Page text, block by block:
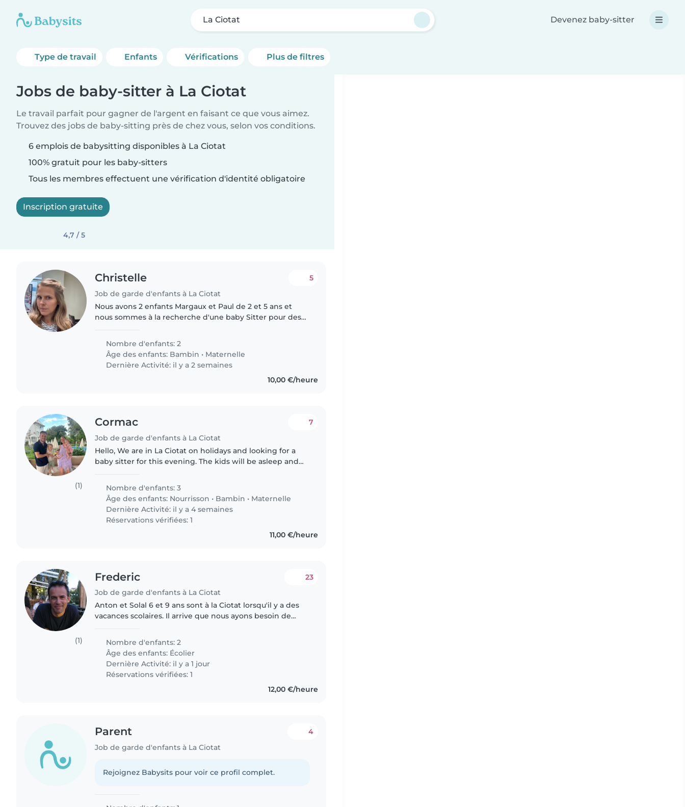
La Ciotat Devenez baby-sitter
Type de travail Enfants Vérifications Plus de filtres
Jobs de baby-sitter à La Ciotat
Le travail parfait pour gagner de l'argent en faisant ce que vous aimez.
Trouvez des jobs de baby-sitting près de chez vous, selon vos conditions.
6 emplois de babysitting disponibles à La Ciotat
100% gratuit pour les baby-sitters
Tous les membres effectuent une vérification d'identité obligatoire
Inscription gratuite
4,7 / 5
Christelle
Job de garde d'enfants à La Ciotat
5
Nous avons 2 enfants Margaux et Paul de 2 et 5 ans et
nous sommes à la recherche d'une baby Sitter pour des
Nombre d'enfants: 2
Âge des enfants: Bambin • Maternelle
Dernière Activité: il y a 2 semaines
10,00 €/heure
(1)
Cormac
Job de garde d'enfants à La Ciotat
7
Hello, We are in La Ciotat on holidays and looking for a
baby sitter for this evening. The kids will be asleep and
Nombre d'enfants: 3
Âge des enfants: Nourrisson • Bambin • Maternelle
Dernière Activité: il y a 4 semaines
Réservations vérifiées: 1
11,00 €/heure
(1)
Frederic
Job de garde d'enfants à La Ciotat
23
Anton et Solal 6 et 9 ans sont à la Ciotat lorsqu'il y a des
vacances scolaires. Il arrive que nous ayons besoin de
Nombre d'enfants: 2
Âge des enfants: Écolier
Dernière Activité: il y a 1 jour
Réservations vérifiées: 1
12,00 €/heure
Parent
Job de garde d'enfants à La Ciotat
4
Rejoignez Babysits pour voir ce profil complet.